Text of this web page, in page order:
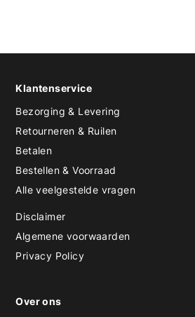
Klantenservice
Bezorging & Levering
Retourneren & Ruilen
Betalen
Bestellen & Voorraad
Alle veelgestelde vragen
Disclaimer
Algemene voorwaarden
Privacy Policy
Over ons